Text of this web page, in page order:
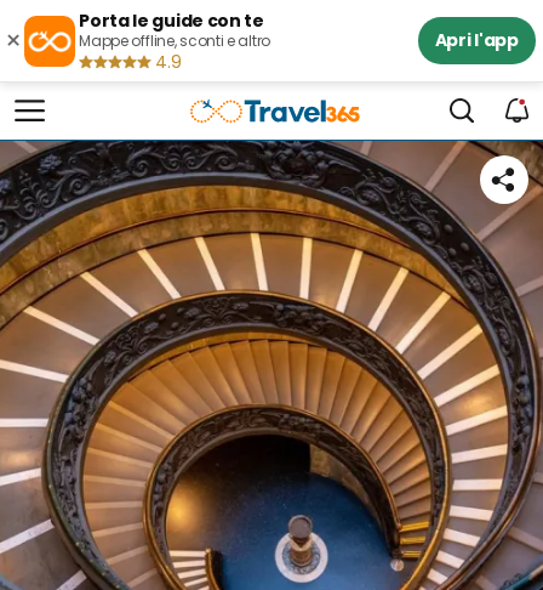
×
Porta le guide con te
Mappe offline, sconti e altro
4.9
Apri l'app